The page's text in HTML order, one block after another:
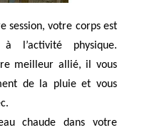
session, votre corps est
l’activité physique.
meilleur allié, il vous
de la pluie et vous
chaude dans votre